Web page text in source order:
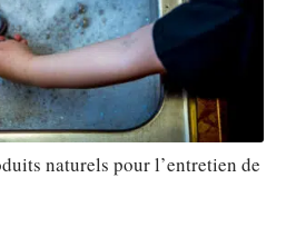
naturels pour l’entretien de